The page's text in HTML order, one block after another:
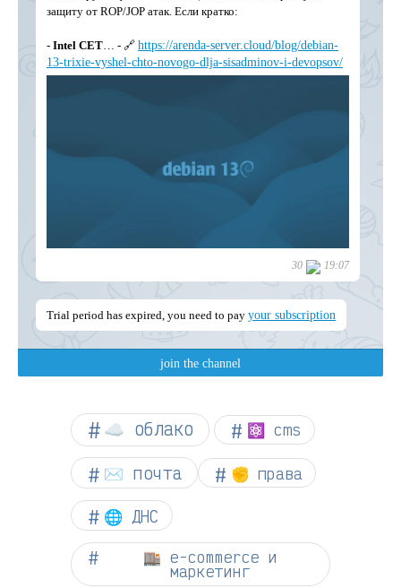
☁︎ облако ⚛ cms
✉️ почта ✊ права
🌐 ДНС
🏬 e-commerce и
маркетинг